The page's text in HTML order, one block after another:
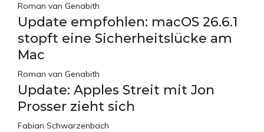
Roman van Genabith
Update empfohlen: macOS 26.6.1
stopft eine Sicherheitslücke am
Mac
Roman van Genabith
Update: Apples Streit mit Jon
Prosser zieht sich
Fabian Schwarzenbach